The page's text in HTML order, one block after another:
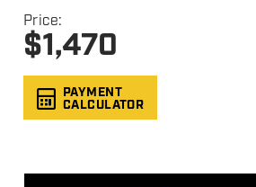
Price:
$1,470
PAYMENT
CALCULATOR